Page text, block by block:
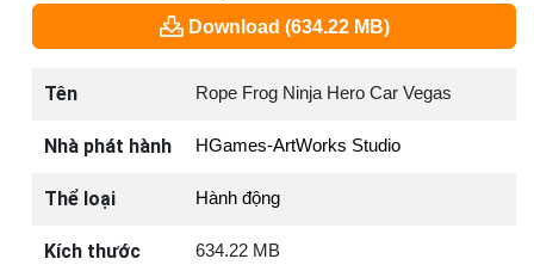
Download (634.22 MB)
Tên Rope Frog Ninja Hero Car Vegas
Nhà phát hành HGames-ArtWorks Studio
Thể loại Hành động
Kích thước 634.22 MB